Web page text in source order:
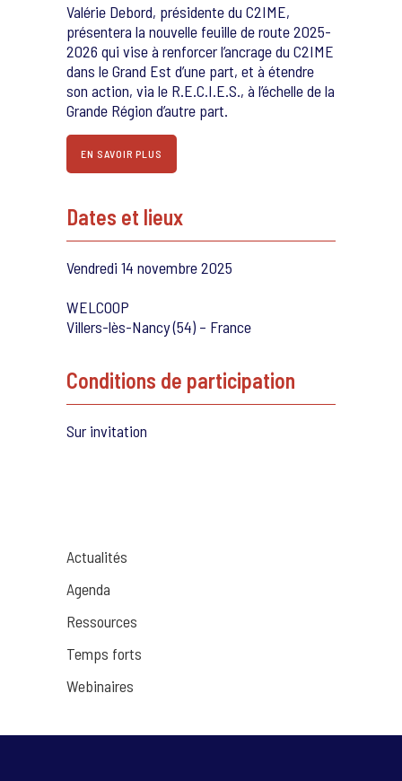
Valérie Debord, présidente du C2IME,
présentera la nouvelle feuille de route 2025-
2026 qui vise à renforcer l’ancrage du C2IME
dans le Grand Est d’une part, et à étendre
son action, via le R.E.C.I.E.S., à l’échelle de la
Grande Région d’autre part.
EN SAVOIR PLUS
Dates et lieux
Vendredi 14 novembre 2025
WELCOOP
Villers-lès-Nancy (54) – France
Conditions de participation
Sur invitation
Actualités
Agenda
Ressources
Temps forts
Webinaires